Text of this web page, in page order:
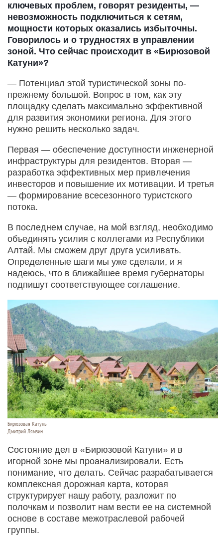
ключевых проблем, говорят резиденты, —
невозможность подключиться к сетям,
мощности которых оказались избыточны.
Говорилось и о трудностях в управлении
зоной. Что сейчас происходит в «Бирюзовой
Катуни»?
— Потенциал этой туристической зоны по-
прежнему большой. Вопрос в том, как эту
площадку сделать максимально эффективной
для развития экономики региона. Для этого
нужно решить несколько задач.
Первая — обеспечение доступности инженерной
инфраструктуры для резидентов. Вторая —
разработка эффективных мер привлечения
инвесторов и повышение их мотивации. И третья
— формирование всесезонного туристского
потока.
В последнем случае, на мой взгляд, необходимо
объединять усилия с коллегами из Республики
Алтай. Мы сможем друг друга усиливать.
Определенные шаги мы уже сделали, и я
надеюсь, что в ближайшее время губернаторы
подпишут соответствующее соглашение.
Бирюзовая Катунь
Дмитрий Лямзин
Состояние дел в «Бирюзовой Катуни» и в
игорной зоне мы проанализировали. Есть
понимание, что делать. Сейчас разрабатывается
комплексная дорожная карта, которая
структурирует нашу работу, разложит по
полочкам и позволит нам вести ее на системной
основе в составе межотраслевой рабочей
группы.